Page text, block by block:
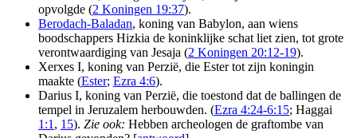
opvolgde (2 Koningen 19:37).
Berodach-Baladan, koning van Babylon, aan wiens
boodschappers Hizkia de koninklijke schat liet zien, tot grote
verontwaardiging van Jesaja (2 Koningen 20:12-19).
Xerxes I, koning van Perzië, die Ester tot zijn koningin
maakte (Ester; Ezra 4:6).
Darius I, koning van Perzië, die toestond dat de ballingen de
tempel in Jeruzalem herbouwden. (Ezra 4:24-6:15; Haggai
1:1 , 15). Zie ook: Hebben archeologen de graftombe van